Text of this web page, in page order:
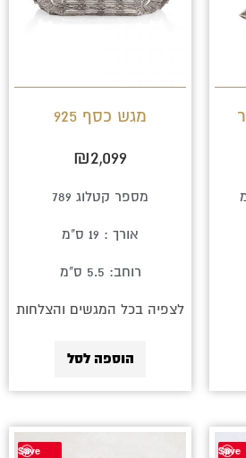
מגש כסף 925
₪2,099
מספר קטלוג 789
אורך : 19 ס"מ
רוחב: 5.5 ס"מ
לצפיה בכל המגשים והצלחות
הוספה לסל
Save
Save